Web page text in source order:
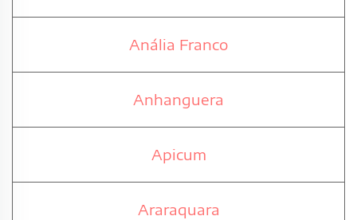
Anália Franco
Anhanguera
Apicum
Araraquara